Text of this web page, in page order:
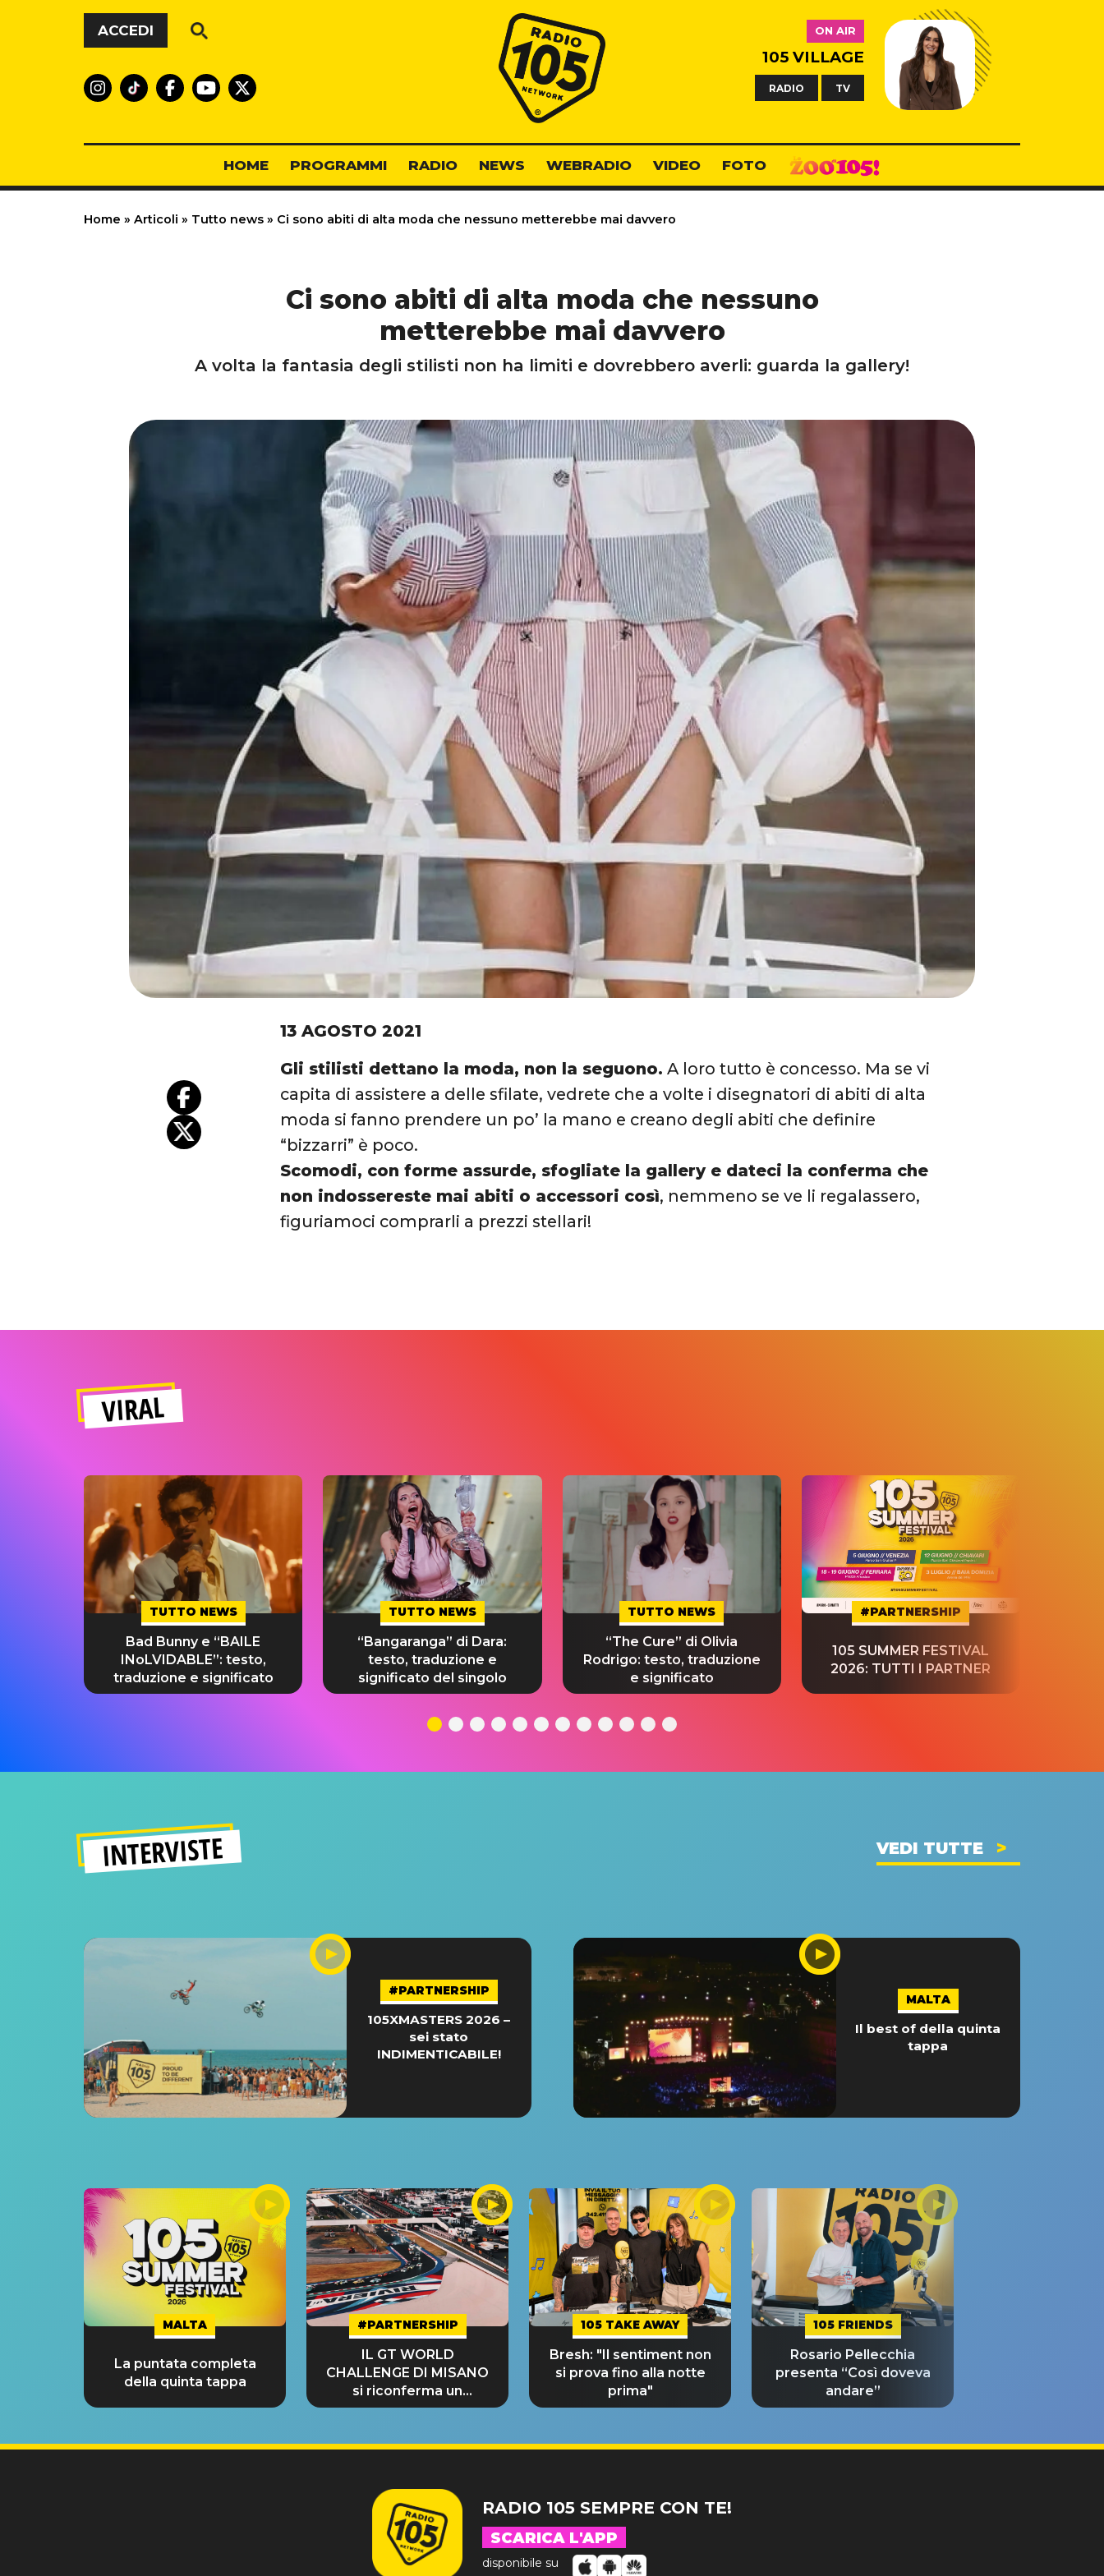
Vai al contenuto
ACCEDI
Radio 105
ON AIR
105 VILLAGE
RADIO TV
HOME PROGRAMMI RADIO NEWS WEBRADIO VIDEO FOTO
Home » Articoli » Tutto news » Ci sono abiti di alta moda che nessuno metterebbe mai davvero
Ci sono abiti di alta moda che nessuno
metterebbe mai davvero
A volta la fantasia degli stilisti non ha limiti e dovrebbero averli: guarda la gallery!
13 AGOSTO 2021
Gli stilisti dettano la moda, non la seguono. A loro tutto è concesso. Ma se vi
capita di assistere a delle sfilate, vedrete che a volte i disegnatori di abiti di alta
moda si fanno prendere un po’ la mano e creano degli abiti che definire
“bizzarri” è poco.
Scomodi, con forme assurde, sfogliate la gallery e dateci la conferma che
non indossereste mai abiti o accessori così, nemmeno se ve li regalassero,
figuriamoci comprarli a prezzi stellari!
VIRAL
TUTTO NEWS
Bad Bunny e “BAILE
INoLVIDABLE”: testo,
traduzione e significato
TUTTO NEWS
“Bangaranga” di Dara:
testo, traduzione e
significato del singolo
TUTTO NEWS
“The Cure” di Olivia
Rodrigo: testo, traduzione
e significato
#PARTNERSHIP
105 SUMMER FESTIVAL
2026: TUTTI I PARTNER
INTERVISTE VEDI TUTTE
#PARTNERSHIP
105XMASTERS 2026 –
sei stato
INDIMENTICABILE!
MALTA
Il best of della quinta
tappa
MALTA
La puntata completa
della quinta tappa
#PARTNERSHIP
IL GT WORLD
CHALLENGE DI MISANO
si riconferma un
GRANDE SUCCESSO!
105 TAKE AWAY
Bresh: "Il sentiment non
si prova fino alla notte
prima"
105 FRIENDS
Rosario Pellecchia
presenta “Così doveva
andare”
RADIO 105 SEMPRE CON TE!
SCARICA L'APP
disponibile su